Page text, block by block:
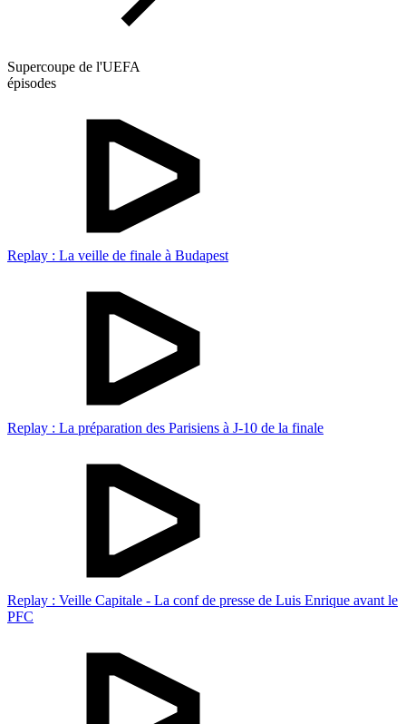
Supercoupe de l'UEFA
épisodes
Replay : La veille de finale à Budapest
Replay : La préparation des Parisiens à J-10 de la finale
Replay : Veille Capitale - La conf de presse de Luis Enrique avant le
PFC